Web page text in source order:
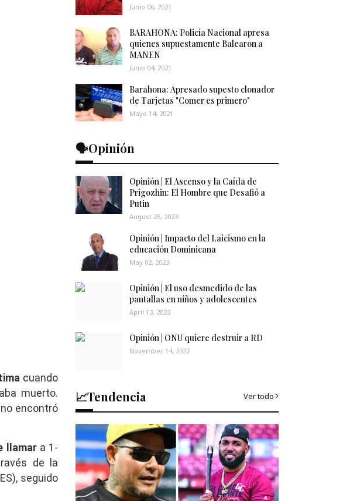
cuando
muerto.
encontró
llamar a 1-
de la
seguido
Junio 06, 2021
BARAHONA: Policía Nacional apresa
quienes supuestamente Balearon a
MANEN
Junio 04, 2021
Barahona: Apresado supesto clonador
de Tarjetas "Comer es primero"
Mayo 14, 2021
🗣️Opinión
Opinión | El Ascenso y la Caída de
Prigozhin: El Hombre que Desafió a
Putin
August 25, 2023
Opinión | Impacto del Laicismo en la
educación Dominicana
May 02, 2023
Opinión | El uso desmedido de las
pantallas en niños y adolescentes
April 13, 2023
Opinión | ONU quiere destruir a RD
November 14, 2022
📈Tendencia Ver todo